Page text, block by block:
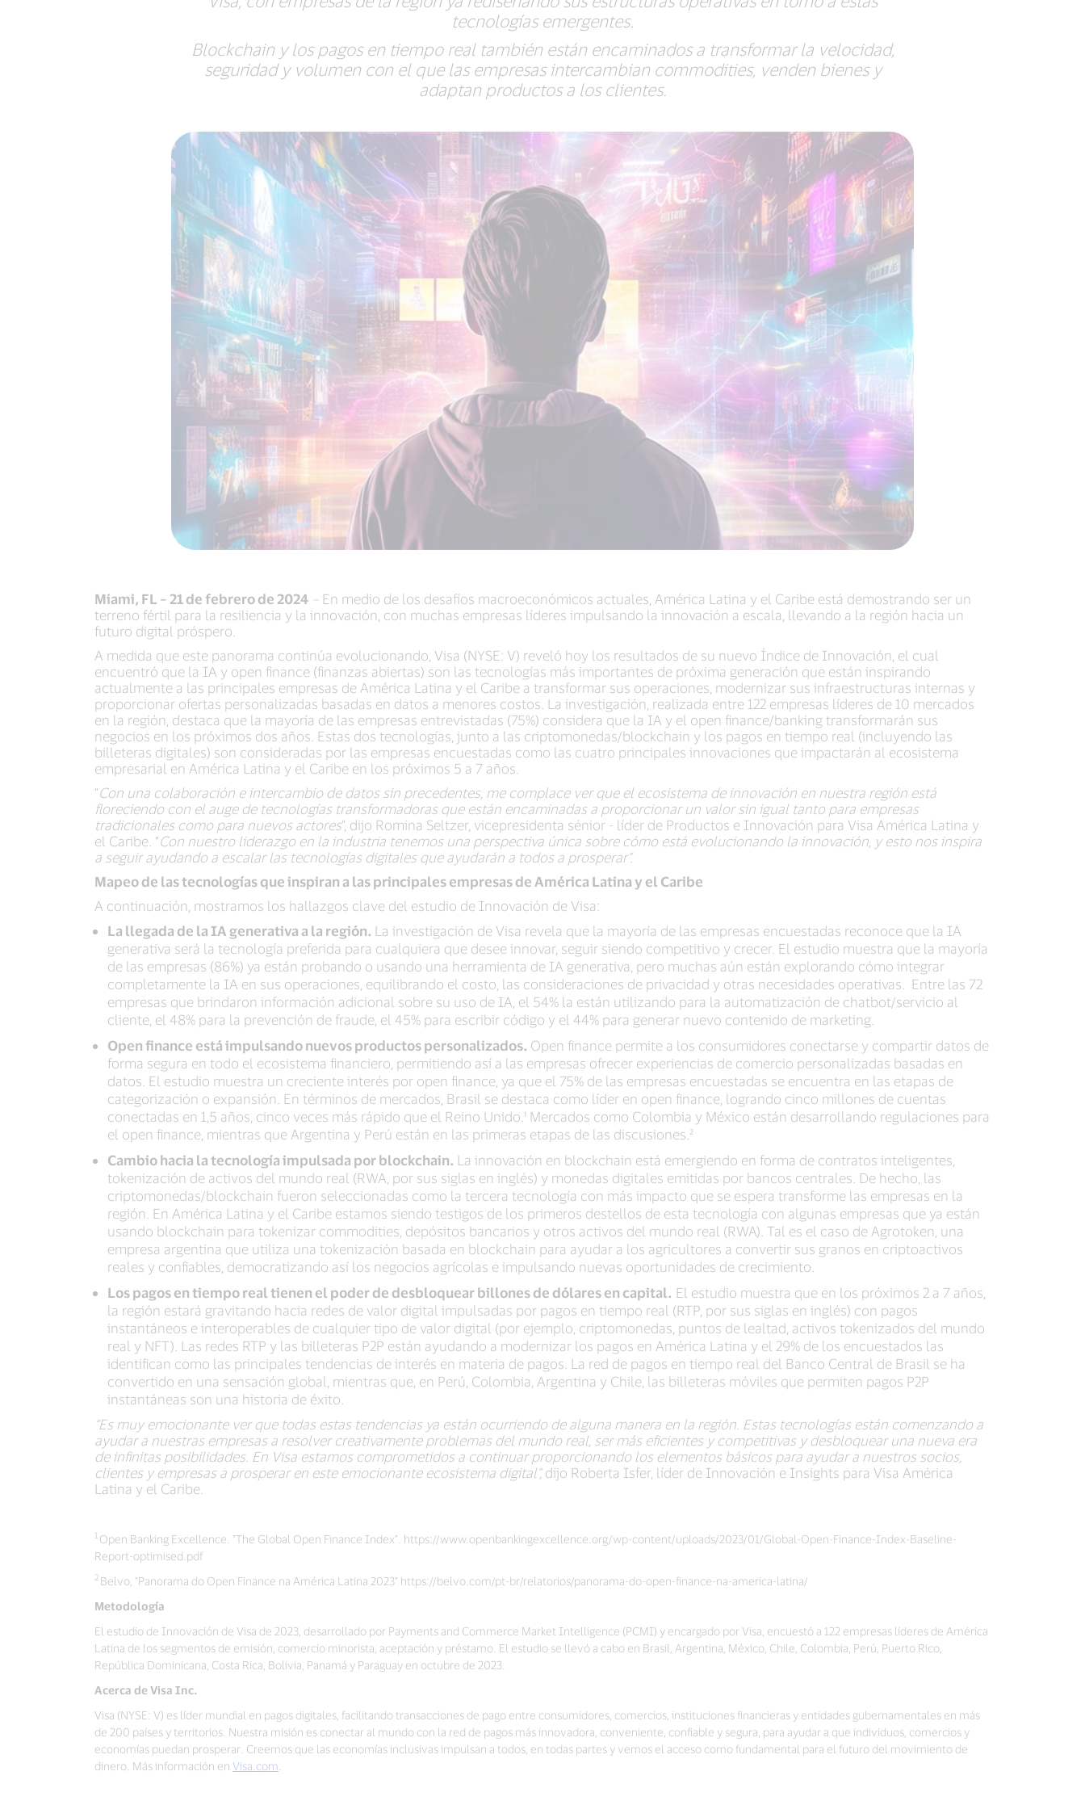
tecnologías emergentes.
Blockchain y los pagos en tiempo real también están encaminados a transformar la velocidad,
seguridad y volumen con el que las empresas intercambian commodities, venden bienes y
adaptan productos a los clientes.
Miami, FL – 21 de febrero de 2024 – En medio de los desafíos macroeconómicos actuales, América Latina y el Caribe está demostrando ser un
terreno fértil para la resiliencia y la innovación, con muchas empresas líderes impulsando la innovación a escala, llevando a la región hacia un
futuro digital próspero.
A medida que este panorama continúa evolucionando, Visa (NYSE: V) reveló hoy los resultados de su nuevo Índice de Innovación, el cual
encuentró que la IA y open finance (finanzas abiertas) son las tecnologías más importantes de próxima generación que están inspirando
actualmente a las principales empresas de América Latina y el Caribe a transformar sus operaciones, modernizar sus infraestructuras internas y
proporcionar ofertas personalizadas basadas en datos a menores costos. La investigación, realizada entre 122 empresas líderes de 10 mercados
en la región, destaca que la mayoría de las empresas entrevistadas (75%) considera que la IA y el open finance/banking transformarán sus
negocios en los próximos dos años. Estas dos tecnologías, junto a las criptomonedas/blockchain y los pagos en tiempo real (incluyendo las
billeteras digitales) son consideradas por las empresas encuestadas como las cuatro principales innovaciones que impactarán al ecosistema
empresarial en América Latina y el Caribe en los próximos 5 a 7 años.
“Con una colaboración e intercambio de datos sin precedentes, me complace ver que el ecosistema de innovación en nuestra región está
floreciendo con el auge de tecnologías transformadoras que están encaminadas a proporcionar un valor sin igual tanto para empresas
tradicionales como para nuevos actores”, dijo Romina Seltzer, vicepresidenta sénior - líder de Productos e Innovación para Visa América Latina y
el Caribe. “Con nuestro liderazgo en la industria tenemos una perspectiva única sobre cómo está evolucionando la innovación, y esto nos inspira
a seguir ayudando a escalar las tecnologías digitales que ayudarán a todos a prosperar”.
Mapeo de las tecnologías que inspiran a las principales empresas de América Latina y el Caribe
A continuación, mostramos los hallazgos clave del estudio de Innovación de Visa:
La llegada de la IA generativa a la región. La investigación de Visa revela que la mayoría de las empresas encuestadas reconoce que la IA
generativa será la tecnología preferida para cualquiera que desee innovar, seguir siendo competitivo y crecer. El estudio muestra que la mayoría
de las empresas (86%) ya están probando o usando una herramienta de IA generativa, pero muchas aún están explorando cómo integrar
completamente la IA en sus operaciones, equilibrando el costo, las consideraciones de privacidad y otras necesidades operativas. Entre las 72
empresas que brindaron información adicional sobre su uso de IA, el 54% la están utilizando para la automatización de chatbot/servicio al
cliente, el 48% para la prevención de fraude, el 45% para escribir código y el 44% para generar nuevo contenido de marketing.
Open finance está impulsando nuevos productos personalizados. Open finance permite a los consumidores conectarse y compartir datos de
forma segura en todo el ecosistema financiero, permitiendo así a las empresas ofrecer experiencias de comercio personalizadas basadas en
datos. El estudio muestra un creciente interés por open finance, ya que el 75% de las empresas encuestadas se encuentra en las etapas de
categorización o expansión. En términos de mercados, Brasil se destaca como líder en open finance, logrando cinco millones de cuentas
conectadas en 1,5 años, cinco veces más rápido que el Reino Unido.¹ Mercados como Colombia y México están desarrollando regulaciones para
el open finance, mientras que Argentina y Perú están en las primeras etapas de las discusiones.²
Cambio hacia la tecnología impulsada por blockchain. La innovación en blockchain está emergiendo en forma de contratos inteligentes,
tokenización de activos del mundo real (RWA, por sus siglas en inglés) y monedas digitales emitidas por bancos centrales. De hecho, las
criptomonedas/blockchain fueron seleccionadas como la tercera tecnología con más impacto que se espera transforme las empresas en la
región. En América Latina y el Caribe estamos siendo testigos de los primeros destellos de esta tecnología con algunas empresas que ya están
usando blockchain para tokenizar commodities, depósitos bancarios y otros activos del mundo real (RWA). Tal es el caso de Agrotoken, una
empresa argentina que utiliza una tokenización basada en blockchain para ayudar a los agricultores a convertir sus granos en criptoactivos
reales y confiables, democratizando así los negocios agrícolas e impulsando nuevas oportunidades de crecimiento.
Los pagos en tiempo real tienen el poder de desbloquear billones de dólares en capital. El estudio muestra que en los próximos 2 a 7 años,
la región estará gravitando hacia redes de valor digital impulsadas por pagos en tiempo real (RTP, por sus siglas en inglés) con pagos
instantáneos e interoperables de cualquier tipo de valor digital (por ejemplo, criptomonedas, puntos de lealtad, activos tokenizados del mundo
real y NFT). Las redes RTP y las billeteras P2P están ayudando a modernizar los pagos en América Latina y el 29% de los encuestados las
identifican como las principales tendencias de interés en materia de pagos. La red de pagos en tiempo real del Banco Central de Brasil se ha
convertido en una sensación global, mientras que, en Perú, Colombia, Argentina y Chile, las billeteras móviles que permiten pagos P2P
instantáneas son una historia de éxito.
“Es muy emocionante ver que todas estas tendencias ya están ocurriendo de alguna manera en la región. Estas tecnologías están comenzando a
ayudar a nuestras empresas a resolver creativamente problemas del mundo real, ser más eficientes y competitivas y desbloquear una nueva era
de infinitas posibilidades. En Visa estamos comprometidos a continuar proporcionando los elementos básicos para ayudar a nuestros socios,
clientes y empresas a prosperar en este emocionante ecosistema digital”, dijo Roberta Isfer, líder de Innovación e Insights para Visa América
Latina y el Caribe.
1 Open Banking Excellence. "The Global Open Finance Index". https://www.openbankingexcellence.org/wp-content/uploads/2023/01/Global-Open-Finance-Index-Baseline-
Report-optimised.pdf
2 Belvo, "Panorama do Open Finance na América Latina 2023" https://belvo.com/pt-br/relatorios/panorama-do-open-finance-na-america-latina/
Metodología
El estudio de Innovación de Visa de 2023, desarrollado por Payments and Commerce Market Intelligence (PCMI) y encargado por Visa, encuestó a 122 empresas líderes de América
Latina de los segmentos de emisión, comercio minorista, aceptación y préstamo. El estudio se llevó a cabo en Brasil, Argentina, México, Chile, Colombia, Perú, Puerto Rico,
República Dominicana, Costa Rica, Bolivia, Panamá y Paraguay en octubre de 2023.
Acerca de Visa Inc.
Visa (NYSE: V) es líder mundial en pagos digitales, facilitando transacciones de pago entre consumidores, comercios, instituciones financieras y entidades gubernamentales en más
de 200 países y territorios. Nuestra misión es conectar al mundo con la red de pagos más innovadora, conveniente, confiable y segura, para ayudar a que individuos, comercios y
economías puedan prosperar. Creemos que las economías inclusivas impulsan a todos, en todas partes y vemos el acceso como fundamental para el futuro del movimiento de
dinero. Más información en Visa.com